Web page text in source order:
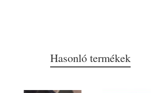
Hasonló termékek